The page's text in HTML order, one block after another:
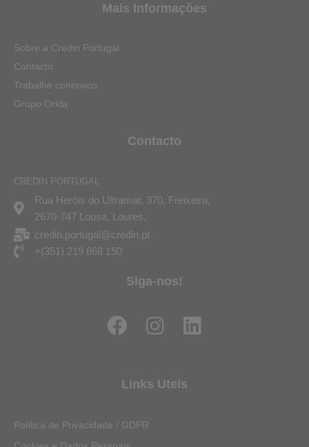
Mais Informações
Sobre a Credin Portugal
Contacto
Trabalhe connosco
Grupo Orkla
Contacto
CREDIN PORTUGAL
Rua Heróis do Ultramar, 370, Freixeira,
2670-747 Lousa, Loures.
credin.portugal@credin.pt
+(351) 219 668 150
Siga-nos!
F
a
e
o
o
I
n
t
L
i
Links Uteis
Política de Privacidade / GDPR